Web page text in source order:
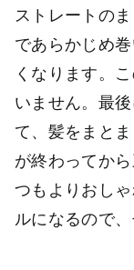
ストレートの
であらかじめ
くなります。
いません。最
て、髪をまと
が終わってか
つもよりおし
ルになるので